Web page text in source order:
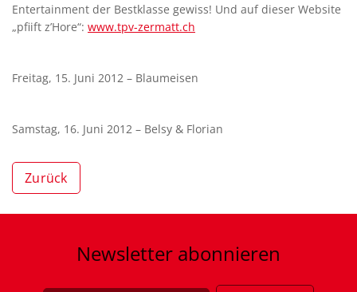
Entertainment der Bestklasse gewiss! Und auf dieser Website
„pfiift z’Hore“: www.tpv-zermatt.ch
Freitag, 15. Juni 2012 – Blaumeisen
Samstag, 16. Juni 2012 – Belsy & Florian
Zurück
Newsletter abonnieren